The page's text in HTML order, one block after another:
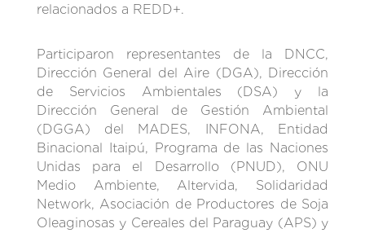
relacionados a REDD+.
Participaron representantes de la DNCC,
Dirección General del Aire (DGA), Dirección
de Servicios Ambientales (DSA) y la
Dirección General de Gestión Ambiental
(DGGA) del MADES, INFONA, Entidad
Binacional Itaipú, Programa de las Naciones
Unidas para el Desarrollo (PNUD), ONU
Medio Ambiente, Altervida, Solidaridad
Network, Asociación de Productores de Soja
Oleaginosas y Cereales del Paraguay (APS) y